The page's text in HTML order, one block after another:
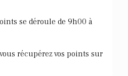
se déroule de 9h00 à
récupérez vos points sur